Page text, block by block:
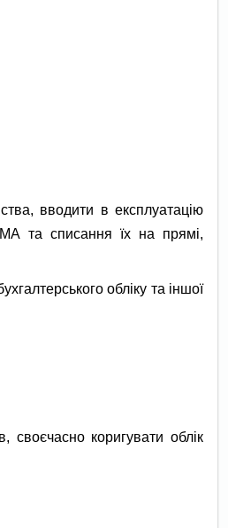
вводити в експлуатацію
та списання їх на прямі,
обліку та іншої
своєчасно коригувати облік